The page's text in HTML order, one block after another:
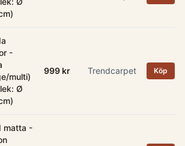
-
multi)
Ø
999 kr Trendcarpet Köp
matta -